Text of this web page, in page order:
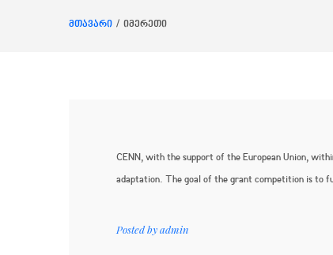
მთავარი იმერეთი
CENN, with the support of the European Union,
adaptation. The goal of the grant competition is to
Posted byadmin